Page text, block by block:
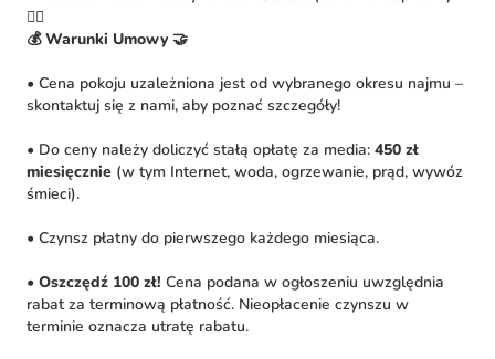
🚴‍♀️
💰 Warunki Umowy 🤝
• Cena pokoju uzależniona jest od wybranego okresu najmu –
skontaktuj się z nami, aby poznać szczegóły!
• Do ceny należy doliczyć stałą opłatę za media: 450 zł
miesięcznie (w tym Internet, woda, ogrzewanie, prąd, wywóz
śmieci).
• Czynsz płatny do pierwszego każdego miesiąca.
• Oszczędź 100 zł! Cena podana w ogłoszeniu uwzględnia
rabat za terminową płatność. Nieopłacenie czynszu w
terminie oznacza utratę rabatu.